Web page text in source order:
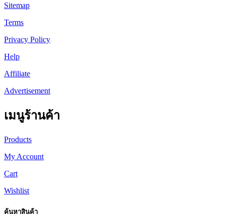
Sitemap
Terms
Privacy Policy
Help
Affiliate
Advertisement
เมนูร้านค้า
Products
My Account
Cart
Wishlist
ค้นหาสินค้า